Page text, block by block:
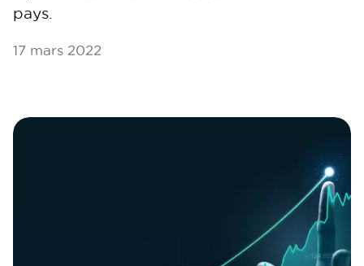
pays.
17 mars 2022